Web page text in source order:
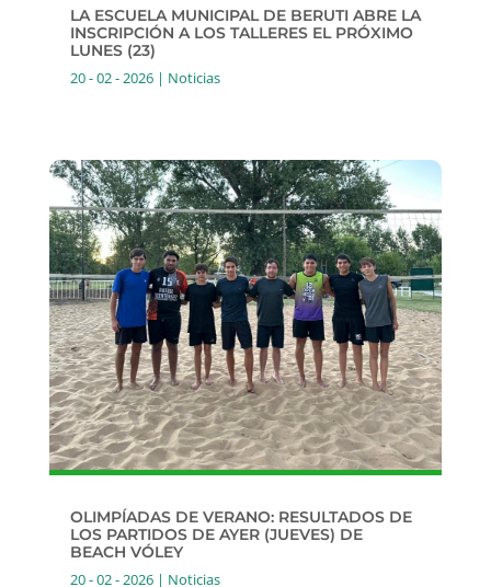
LA ESCUELA MUNICIPAL DE BERUTI ABRE LA
INSCRIPCIÓN A LOS TALLERES EL PRÓXIMO
LUNES (23)
20 - 02 - 2026| Noticias
OLIMPÍADAS DE VERANO: RESULTADOS DE
LOS PARTIDOS DE AYER (JUEVES) DE
BEACH VÓLEY
20 - 02 - 2026| Noticias